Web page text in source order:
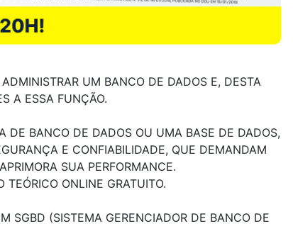
UM BANCO DE DADOS E, DESTA
A ESSA FUNÇÃO.
DE BANCO DE DADOS OU UMA BASE DE DADOS,
E CONFIABILIDADE, QUE DEMANDAM
SUA PERFORMANCE.
ONLINE GRATUITO.
SGBD (SISTEMA GERENCIADOR DE BANCO DE